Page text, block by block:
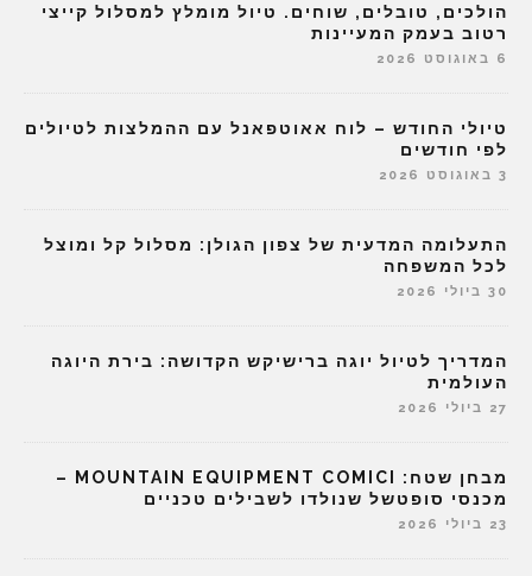
הולכים, טובלים, שוחים. טיול מומלץ למסלול קייצי
רטוב בעמק המעיינות
6 באוגוסט 2026
טיולי החודש – לוח אאוטפאנל עם ההמלצות לטיולים
לפי חודשים
3 באוגוסט 2026
התעלומה המדעית של צפון הגולן: מסלול קל ומוצל
לכל המשפחה
30 ביולי 2026
המדריך לטיול יוגה ברישיקש הקדושה: בירת היוגה
העולמית
27 ביולי 2026
מבחן שטח: MOUNTAIN EQUIPMENT COMICI –
מכנסי סופטשל שנולדו לשבילים טכניים
23 ביולי 2026